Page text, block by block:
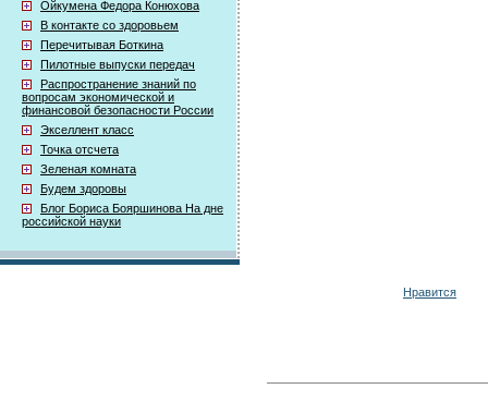
Ойкумена Федора Конюхова
В контакте со здоровьем
Перечитывая Боткина
Пилотные выпуски передач
Распространение знаний по
вопросам экономической и
финансовой безопасности России
Экселлент класс
Точка отсчета
Зеленая комната
Будем здоровы
Блог Бориса Бояршинова На дне
российской науки
Нравится